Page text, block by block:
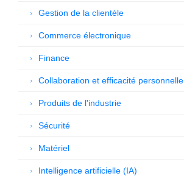
Gestion de la clientèle
Commerce électronique
Finance
Collaboration et efficacité personnelle
Produits de l'industrie
Sécurité
Matériel
Intelligence artificielle (IA)